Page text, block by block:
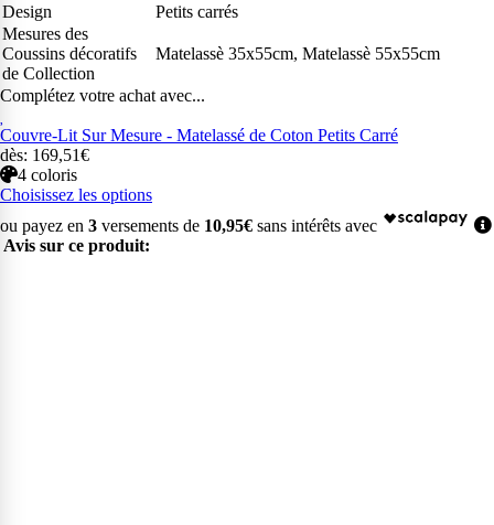
Design
Petits carrés
Mesures des
Coussins décoratifs
de Collection
Matelassè 35x55cm, Matelassè 55x55cm
Complétez votre achat avec...
Couvre-Lit Sur Mesure - Matelassé de Coton Petits Carré
dès: 169,51€
4 coloris
Choisissez les options
ou payez en 3 versements de 10,95€ sans intérêts avec
Avis sur ce produit: